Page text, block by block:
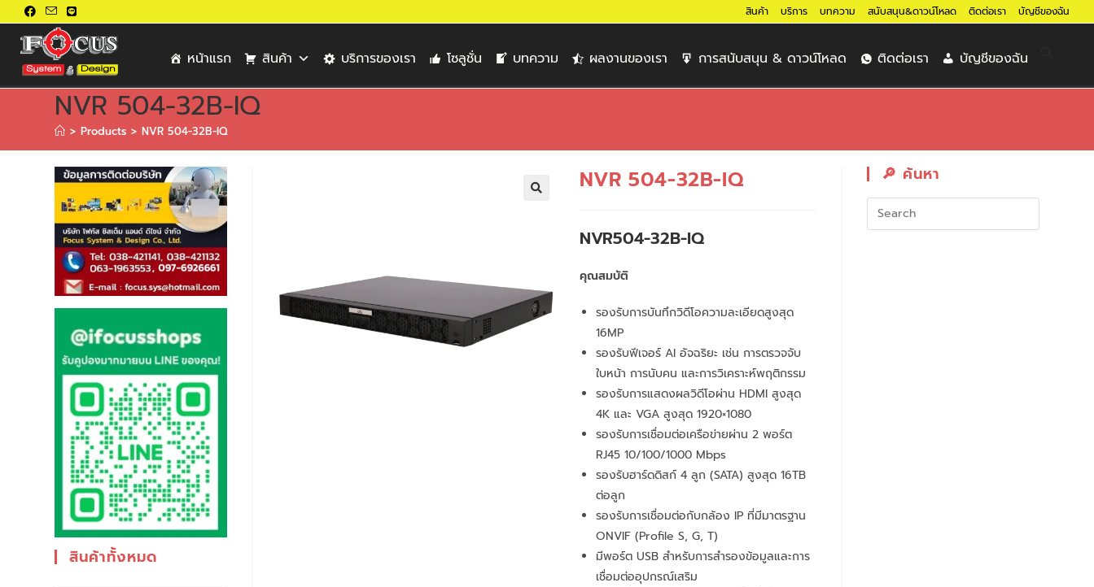
สินค้า บริการ บทความ สนับสนุน&ดาวน์โหลด ติดต่อเรา บัญชีของฉัน
หน้าแรก สินค้า บริการของเรา โซลูชั่น บทความ ผลงานของเรา การสนับสนุน & ดาวน์โหลด ติดต่อเรา บัญชีของฉัน
NVR 504-32B-IQ
> Products > NVR 504-32B-IQ
NVR 504-32B-IQ
NVR504-32B-IQ
คุณสมบัติ
รองรับการบันทึกวิดีโอความละเอียดสูงสุด
16MP
รองรับฟีเจอร์ AI อัจฉริยะ เช่น การตรวจจับ
ใบหน้า การนับคน และการวิเคราะห์พฤติกรรม
รองรับการแสดงผลวิดีโอผ่าน HDMI สูงสุด
4K และ VGA สูงสุด 1920×1080
รองรับการเชื่อมต่อเครือข่ายผ่าน 2 พอร์ต
RJ45 10/100/1000 Mbps
รองรับฮาร์ดดิสก์ 4 ลูก (SATA) สูงสุด 16TB
ต่อลูก
รองรับการเชื่อมต่อกับกล้อง IP ที่มีมาตรฐาน
ONVIF (Profile S, G, T)
มีพอร์ต USB สำหรับการสำรองข้อมูลและการ
เชื่อมต่ออุปกรณ์เสริม
สินค้าทั้งหมด
🔎︎ ค้นหา